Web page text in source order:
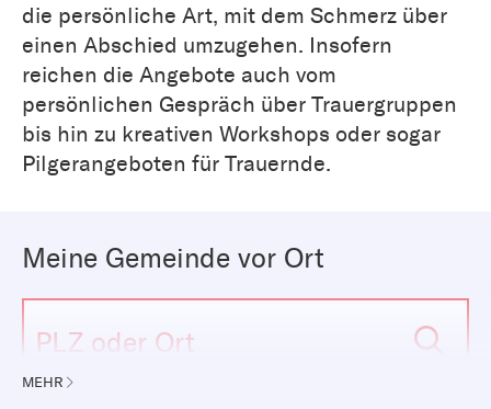
die persönliche Art, mit dem Schmerz über
einen Abschied umzugehen. Insofern
reichen die Angebote auch vom
persönlichen Gespräch über Trauergruppen
bis hin zu kreativen Workshops oder sogar
Pilgerangeboten für Trauernde.
Meine Gemeinde vor Ort
MEHR